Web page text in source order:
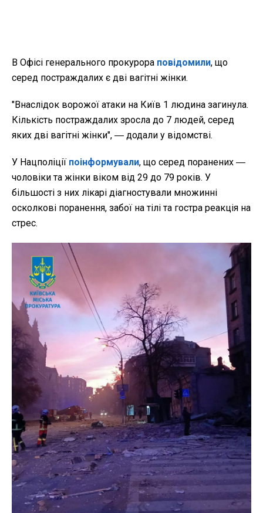
В Офісі генерального прокурора повідомили, що
серед постраждалих є дві вагітні жінки.
"Внаслідок ворожої атаки на Київ 1 людина загинула.
Кількість постраждалих зросла до 7 людей, серед
яких дві вагітні жінки", ― додали у відомстві.
У Нацполіції поінформували, що серед поранених ―
чоловіки та жінки віком від 29 до 79 років. У
більшості з них лікарі діагностували множинні
осколкові поранення, забої на тілі та гостра реакція на
стрес.